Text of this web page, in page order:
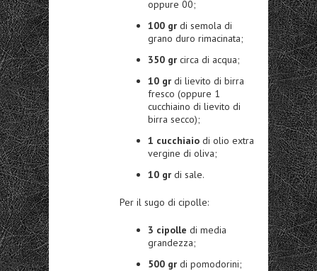
oppure 00;
100 gr di semola di
grano duro rimacinata;
350 gr circa di acqua;
10 gr di lievito di birra
fresco (oppure 1
cucchiaino di lievito di
birra secco);
1 cucchiaio di olio extra
vergine di oliva;
10 gr di sale.
Per il sugo di cipolle:
3 cipolle di media
grandezza;
500 gr di pomodorini;